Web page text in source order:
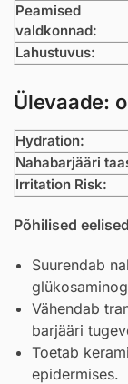
Peamised
valdkonnad:
Lahustuvus:
Ülevaade:
Hydration:
Nahabarjääri
Irritation Risk:
Põhilised
Suurendab
Vähendab
barjääri
Toetab
epidermises.